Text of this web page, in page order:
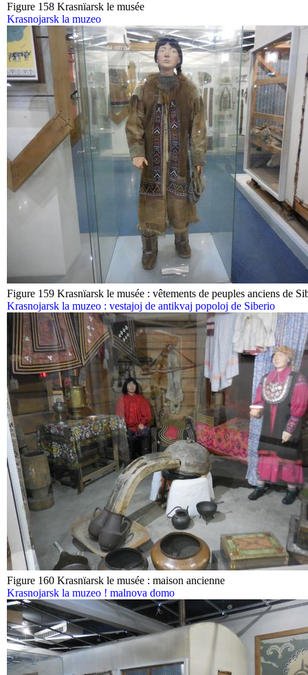
Figure 158 Krasnïarsk le musée
Krasnojarsk la muzeo
Figure 159 Krasnïarsk le musée : vêtements de peuples anciens de
Krasnojarsk la muzeo : vestajoj de antikvaj popoloj de Siberio
Figure 160 Krasnïarsk le musée : maison ancienne
Krasnojarsk la muzeo ! malnova domo